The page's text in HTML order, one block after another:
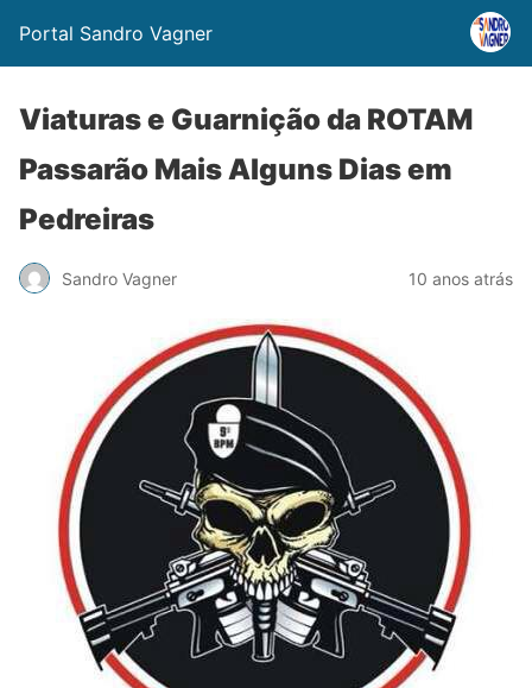
Portal Sandro Vagner
Viaturas e Guarnição da ROTAM
Passarão Mais Alguns Dias em
Pedreiras
Sandro Vagner 10 anos atrás